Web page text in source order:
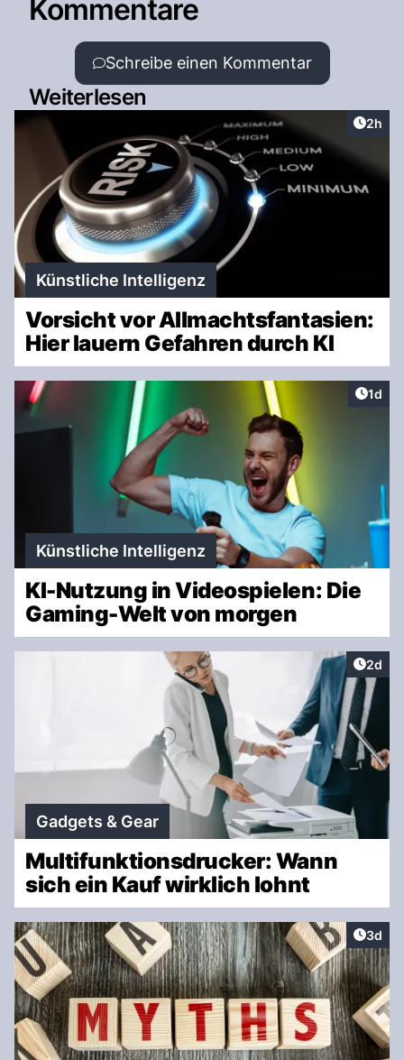
Kommentare
Schreibe einen Kommentar
Weiterlesen
2h
Künstliche Intelligenz
Vorsicht vor Allmachtsfantasien:
Hier lauern Gefahren durch KI
1d
Künstliche Intelligenz
KI-Nutzung in Videospielen: Die
Gaming-Welt von morgen
2d
Gadgets & Gear
Multifunktionsdrucker: Wann
sich ein Kauf wirklich lohnt
3d